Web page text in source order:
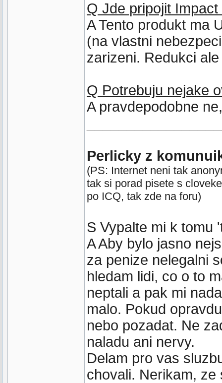
Q Jde pripojit
A Tento produkt ma
(na vlastni
zarizeni. Redukci
Q Potrebuju nejake
A pravdepodobne
Perlicky z
(PS: Internet neni tak
tak si porad pisete s
po ICQ, tak zde na foru)
S Vypalte mi k tomu
A Aby bylo jasno
za penize nelegalni
hledam lidi, co o to
neptali a pak mi
malo. Pokud
nebo pozadat. Ne
naladu ani nervy.
Delam pro vas
chovali. Nerikam, ze